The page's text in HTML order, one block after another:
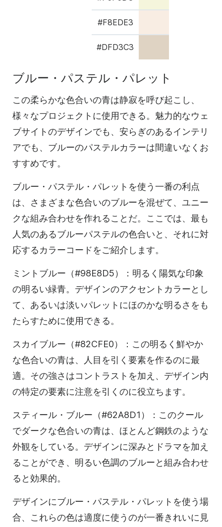
#F8EDE3
#DFD3C3
ブルー・パステル・パレット
この柔らかな色合いの青は静寂を呼び起こし、
様々なプロジェクトに使用できる。魅力的なウェ
ブサイトのデザインでも、安らぎのあるインテリ
アでも、ブルーのパステルカラーは間違いなくお
すすめです。
ブルー・パステル・パレットを使う一番の利点
は、さまざまな色合いのブルーを混ぜて、ユニー
クな組み合わせを作れることだ。ここでは、最も
人気のあるブルーパステルの色合いと、それに対
応するカラーコードをご紹介します。
ミントブルー（#98E8D5）：明るく陽気な印象
の明るい緑青。デザインのアクセントカラーとし
て、あるいは淡いパレットにほのかな明るさをも
たらすために使用できる。
スカイブルー（#82CFE0）：この明るく鮮やか
な色合いの青は、人目を引く要素を作るのに最
適。その強さはコントラストを加え、デザイン内
の特定の要素に注意を引くのに役立ちます。
スティール・ブルー（#62A8D1）：このクール
でダークな色合いの青は、ほとんど鋼鉄のような
外観をしている。デザインに深みとドラマを加え
ることができ、明るい色調のブルーと組み合わせ
ると効果的。
デザインにブルー・パステル・パレットを使う場
合、これらの色は適度に使うのが一番きれいに見